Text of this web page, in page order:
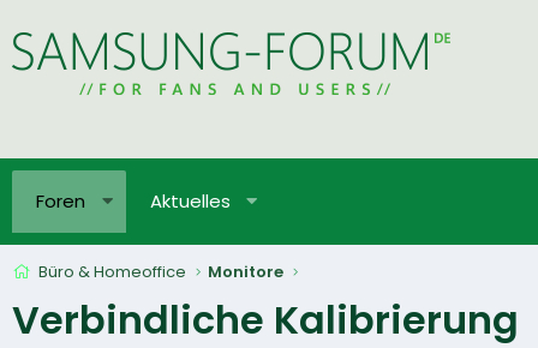
Foren Aktuelles
Büro & Homeoffice Monitore
Verbindliche Kalibrierung